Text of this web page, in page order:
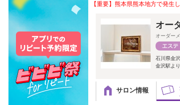
【重要】熊本県熊本地方で発生
オー
オーダー
石川県金
金沢駅よ
サロン情報